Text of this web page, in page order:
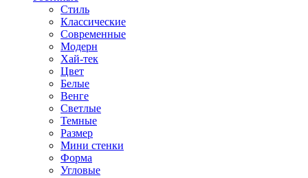
Стиль
Классические
Современные
Модерн
Хай-тек
Цвет
Белые
Венге
Светлые
Темные
Размер
Мини стенки
Форма
Угловые